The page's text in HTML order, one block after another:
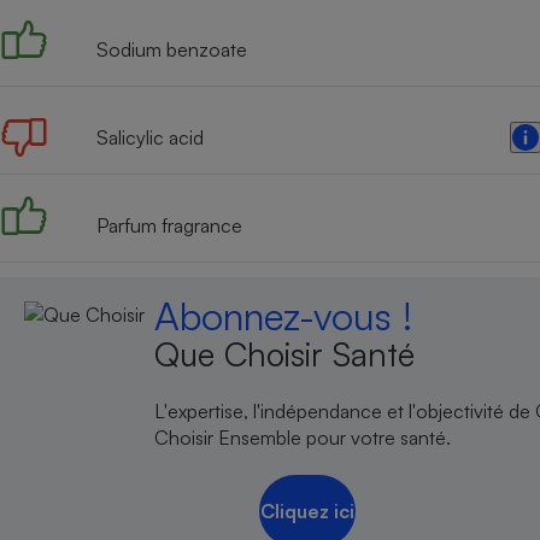
Sodium benzoate
Salicylic acid
Parfum fragrance
Abonnez-vous !
Que Choisir Santé
L'expertise, l'indépendance et l'objectivité de
Choisir Ensemble pour votre santé.
Cliquez ici